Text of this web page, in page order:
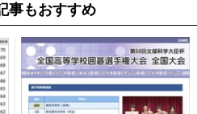
事もおすすめ